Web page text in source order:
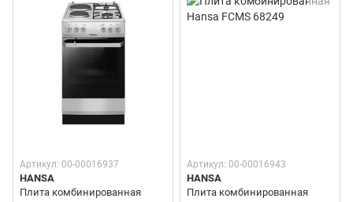
Артикул: 00-00016937
HANSA
Плита комбинированная
Артикул: 00-00016943
HANSA
Плита комбинированная